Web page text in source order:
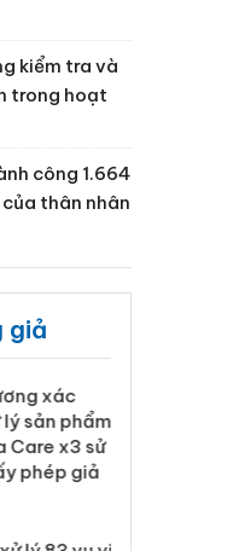
kiểm tra và
trong hoạt
công 1.664
thân nhân
giả
xác
lý sản phẩm
Care x3 sử
phép giả